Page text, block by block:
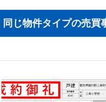
同じ物件タイプの売買